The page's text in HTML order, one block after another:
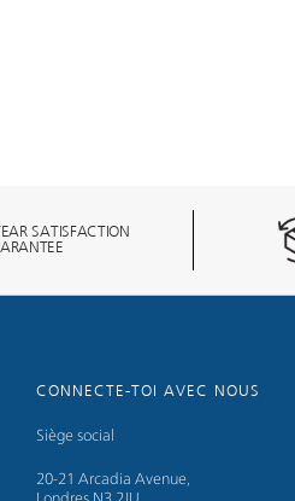
SATISFACTION
CONNECTE-TOI AVEC NOUS
Siège social
20-21 Arcadia Avenue,